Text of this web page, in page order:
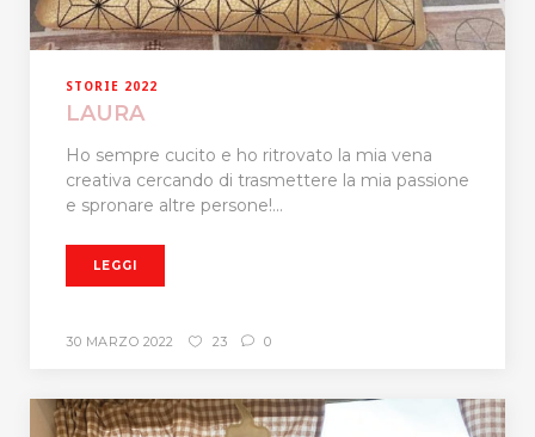
STORIE 2022
LAURA
Ho sempre cucito e ho ritrovato la mia vena
creativa cercando di trasmettere la mia passione
e spronare altre persone!...
LEGGI
30 MARZO 2022 23 0